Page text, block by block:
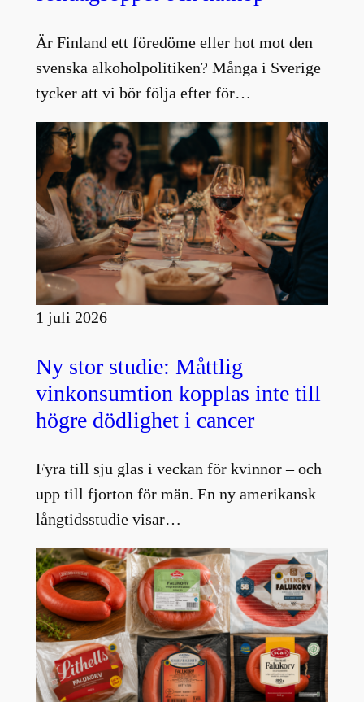
Är Finland ett föredöme eller hot mot den
svenska alkoholpolitiken? Många i Sverige
tycker att vi bör följa efter för…
1 juli 2026
Ny stor studie: Måttlig
vinkonsumtion kopplas inte till
högre dödlighet i cancer
Fyra till sju glas i veckan för kvinnor – och
upp till fjorton för män. En ny amerikansk
långtidsstudie visar…